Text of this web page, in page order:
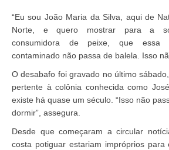
“Eu sou João Maria da Silva, aqui de
Norte, e quero mostrar para a
consumidora de peixe, que essa
contaminado não passa de balela. Isso
O desabafo foi gravado no último
pertente à colônia conhecida como
existe há quase um século. “Isso não
dormir”, assegura.
Desde que começaram a circular
costa potiguar estariam impróprios